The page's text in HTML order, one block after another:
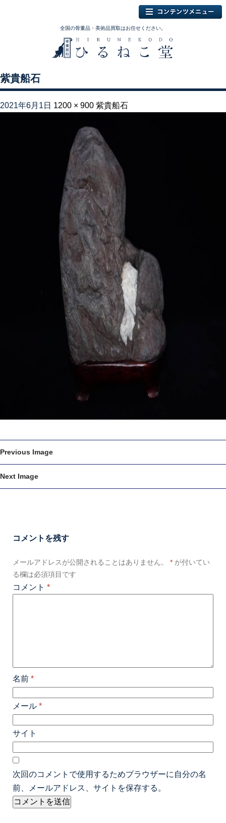
全国の骨董品・美術品買取はお任せください。
紫貴船石
2021年6月1日 1200 × 900 紫貴船石
Previous Image
Next Image
コメントを残す
メールアドレスが公開されることはありません。 * が付いてい
る欄は必須項目です
コメント *
名前 *
メール *
サイト
次回のコメントで使用するためブラウザーに自分の名
前、メールアドレス、サイトを保存する。